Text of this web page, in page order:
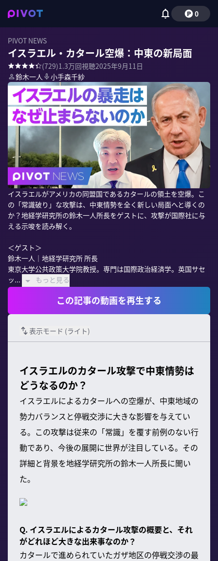
0
PIVOT NEWS
イスラエル・カタール空爆：中東の新局面
(729)1.3万回視聴2025年9月11日
鈴木一人
小手森千紗
イスラエルがアメリカの同盟国であるカタールの領土を空爆。こ
の「常識破り」な攻撃は、中東情勢を全く新しい局面へと導くの
か？地経学研究所の鈴木一人所長をゲストに、攻撃が国際社に与
える示唆を読み解く。
＜ゲスト＞
鈴木一人｜地経学研究所 所長
東京大学公共政策大学院教授。専門は国際政治経済学。英国サセ
ッ...
もっと見る
この記事の動画を再生する
表示モード (ライト)
イスラエルのカタール攻撃で中東情勢は
どうなるのか？
イスラエルによるカタールへの空爆が、中東地域の
勢力バランスと停戦交渉に大きな影響を与えてい
る。この攻撃は従来の「常識」を覆す前例のない行
動であり、今後の展開に世界が注目している。その
詳細と背景を地経学研究所の鈴木一人所長に聞い
た。
Q. イスラエルによるカタール攻撃の概要と、それ
がどれほど大きな出来事なのか？
カタールで進められていたガザ地区の停戦交渉の最